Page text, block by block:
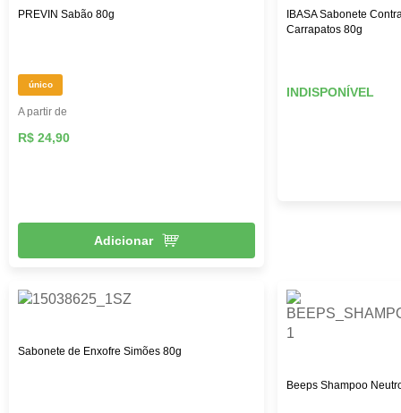
PREVIN Sabão 80g
único
A partir de
R$ 24,90
Adicionar
IBASA Sabonete
Carrapatos 80g
INDISPONÍVEL
Sabonete de Enxofre Simões 80g
Beeps Shampoo